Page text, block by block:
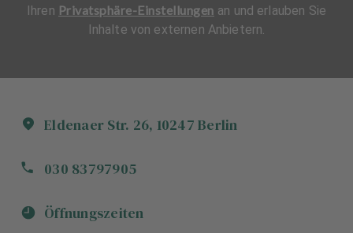
Eldenaer Str. 26, 10247 Berlin
030 83797905
Öffnungszeiten
Ihren Privatsphäre-Einstellungen an und erlauben Sie
Inhalte von externen Anbietern.